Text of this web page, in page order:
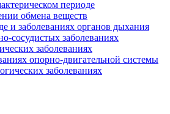
периоде
обмена веществ
и заболеваниях органов дыхания
сосудистых заболеваниях
заболеваниях
опорно-двигательной системы
заболеваниях